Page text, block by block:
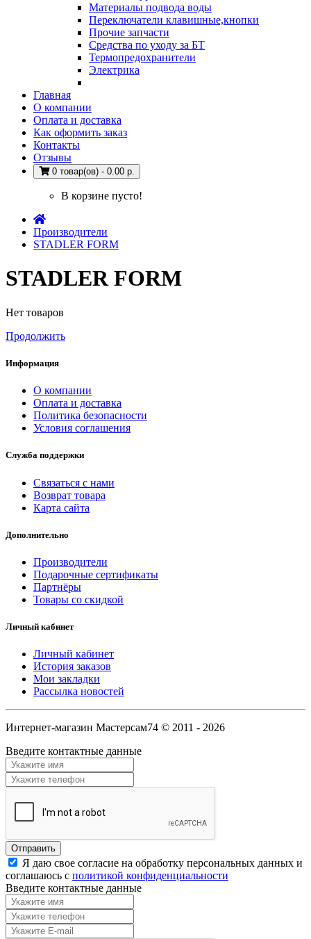
Материалы подвода воды
Переключатели клавишные,кнопки
Прочие запчасти
Средства по уходу за БТ
Термопредохранители
Электрика
Главная
О компании
Оплата и доставка
Как оформить заказ
Контакты
Отзывы
0 товар(ов) - 0.00 р.
В корзине пусто!
Производители
STADLER FORM
STADLER FORM
Нет товаров
Продолжить
Информация
О компании
Оплата и доставка
Политика безопасности
Условия соглашения
Служба поддержки
Связаться с нами
Возврат товара
Карта сайта
Дополнительно
Производители
Подарочные сертификаты
Партнёры
Товары со скидкой
Личный кабинет
Личный кабинет
История заказов
Мои закладки
Рассылка новостей
Интернет-магазин Мастерсам74 © 2011 - 2026
Введите контактные данные
Я даю свое согласие на обработку персональных данных и
соглашаюсь с политикой конфиденциальности
Введите контактные данные